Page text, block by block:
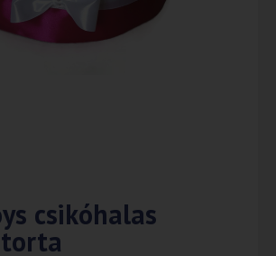
csikóhalas